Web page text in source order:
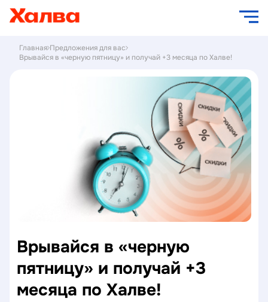
Главная Предложения для вас
Врывайся в «черную пятницу» и получай +3 месяца по Халве!
Врывайся в «черную
пятницу» и получай +3
месяца по Халве!